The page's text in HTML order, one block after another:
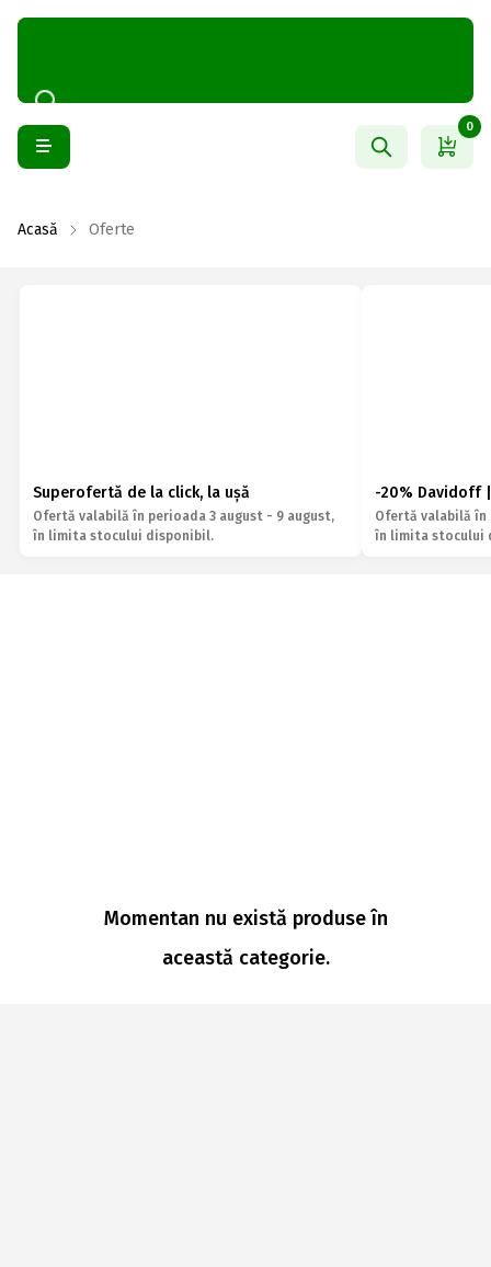
0
Acasă Oferte
Superofertă de la click, la ușă
Ofertă valabilă în perioada 3 august - 9 august,
în limita stocului disponibil.
-20% Davidoff
Ofertă valabilă în
în limita stocului
Momentan nu există produse în
această categorie.